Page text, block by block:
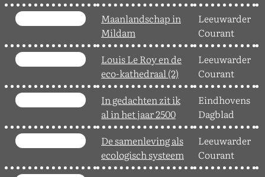
Maanlandschap in
Mildam
Leeuwarder
Courant
Louis Le Roy en de
eco-kathedraal (2)
Leeuwarder
Courant
In gedachten zit ik
al in het jaar 2500
Eindhovens
Dagblad
De samenleving als
ecologisch systeem
Leeuwarder
Courant